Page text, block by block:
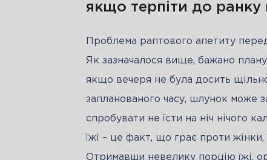
якщо терпіти до ранку
Проблема раптового апетиту перед
Як зазначалося вище, бажано
якщо вечеря не була досить
запланованого часу, шлунок може
спробувати не їсти на ніч нічого
їжі – це факт, що грає проти
Отримавши невелику порцію їжі,